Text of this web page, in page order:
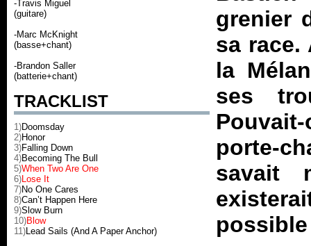
-Travis Miguel
(guitare)
-Marc McKnight
(basse+chant)
-Brandon Saller
(batterie+chant)
TRACKLIST
1)Doomsday
2)Honor
3)Falling Down
4)Becoming The Bull
5)When Two Are One
6)Lose It
7)No One Cares
8)Can’t Happen Here
9)Slow Burn
10)Blow
11)Lead Sails (And A Paper Anchor)
grenier
sa race.
la
ses
porte-
savait